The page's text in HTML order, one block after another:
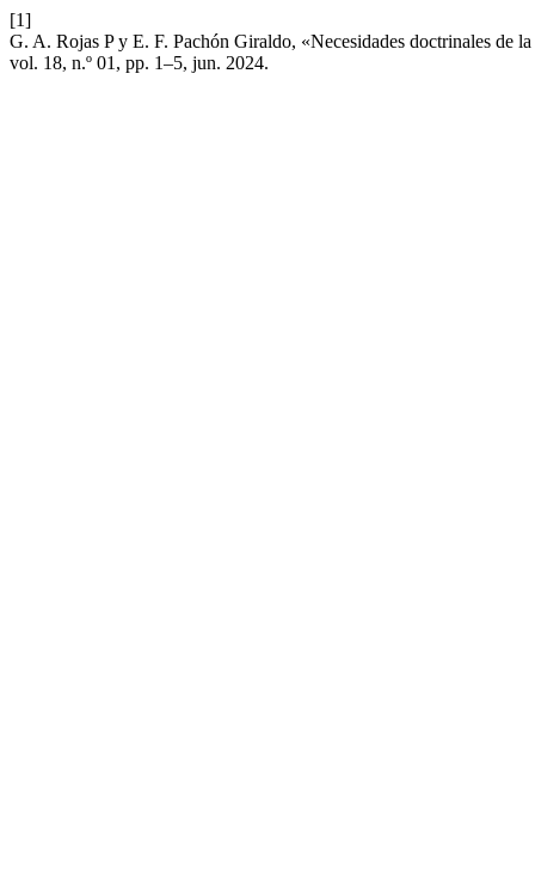
[1]
G. A. Rojas P y E. F. Pachón Giraldo, «Necesidades doctrinales de
vol. 18, n.º 01, pp. 1–5, jun. 2024.